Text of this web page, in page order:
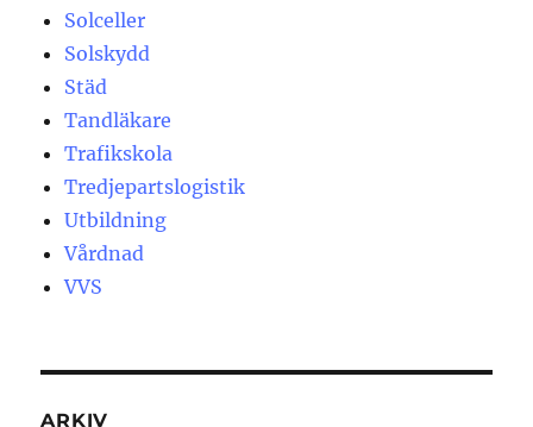
Solceller
Solskydd
Städ
Tandläkare
Trafikskola
Tredjepartslogistik
Utbildning
Vårdnad
VVS
ARKIV